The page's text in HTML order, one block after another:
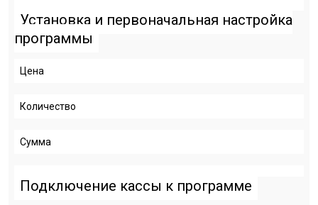
Установка и первоначальная настройка
программы
Цена
Количество
Сумма
Подключение кассы к программе